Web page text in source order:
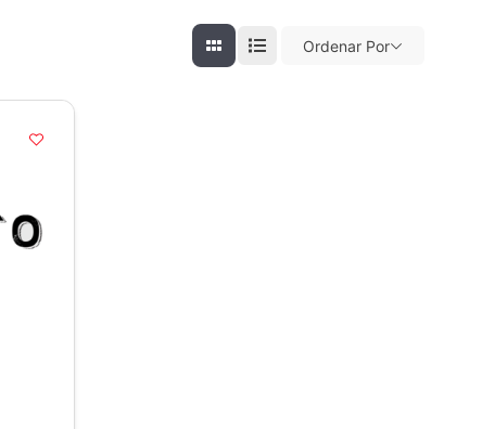
Ordenar Por